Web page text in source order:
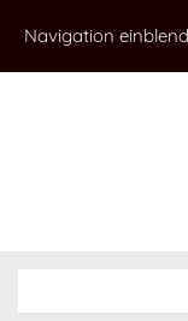
Navigation